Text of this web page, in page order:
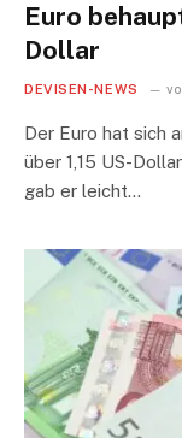
Euro
Dollar
DEVISEN-NEWS
Der Euro hat sich
über 1,15 US-
gab er leicht…